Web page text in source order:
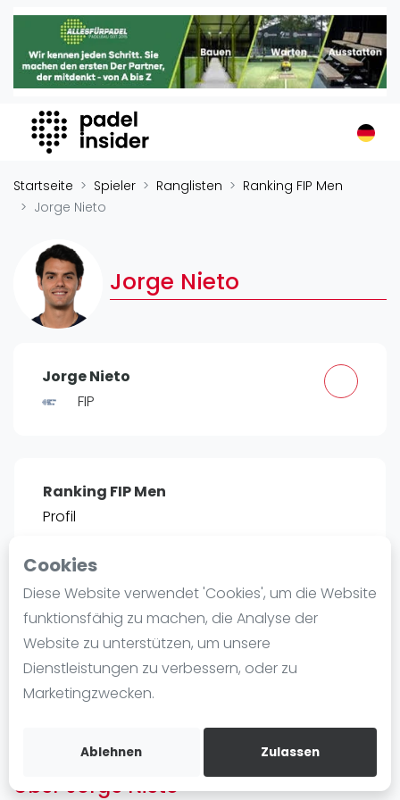
Cookies
Diese Website verwendet 'Cookies', um die Website
funktionsfähig zu machen, die Analyse der
Website zu unterstützen, um unsere
Dienstleistungen zu verbessern, oder zu
Marketingzwecken.
Ablehnen Zulassen
Padel Insider
Home
Organisationen
Buchungssysteme
Padel-Shops
Padel-Marken
Verschiedenes
Veranstaltungen
Turniere
Playtomic
Frauen
FIP Männer
Blog
Die Geschichte von Padel
Regeln und Punktzählung
Padel Schläge
Video
Startseite Spieler Ranglisten
Ranking FIP Men
Jorge Nieto
Jorge Nieto
Jorge Nieto
FIP
Ranking FIP Men
Profil
POSITIE
#8 7.485
Bist du
Kostenloses Konto erstellen
Über Jorge Nieto